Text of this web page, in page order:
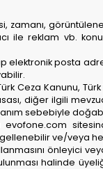
zamanı,
reklam vb.
elektronik posta
Ceza Kanunu,
diğer ilgili
sebebiyle
ve/veya
önleyici
halinde